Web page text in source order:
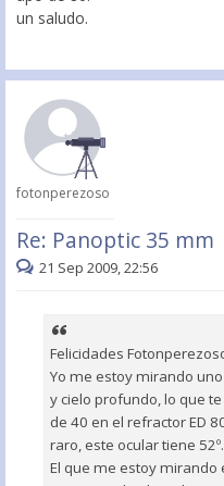
un saludo.
fotonperezoso
Re: Panoptic 35 mm
21 Sep 2009, 22:56
Felicidades
Yo me estoy mirando
y cielo profundo, lo que
de 40 en el refractor ED
raro, este ocular tiene 52º.
El que me estoy mirando